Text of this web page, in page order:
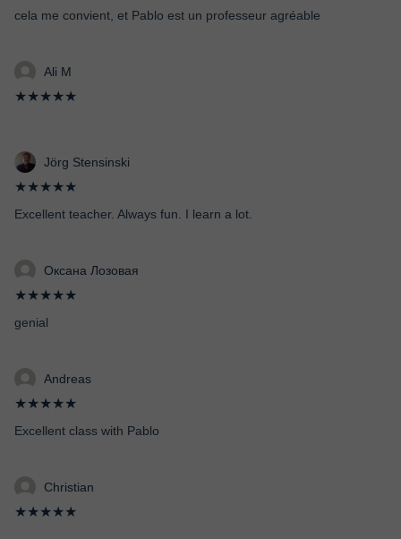
cela me convient, et Pablo est un professeur agréable
Ali M
★★★★★
Jörg Stensinski
★★★★★
Excellent teacher. Always fun. I learn a lot.
Оксана Лозовая
★★★★★
genial
Andreas
★★★★★
Excellent class with Pablo
Christian
★★★★★